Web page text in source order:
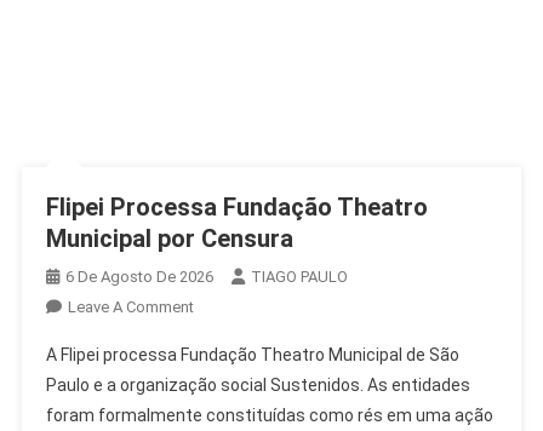
Flipei Processa Fundação Theatro
Municipal por Censura
6 De Agosto De 2026
TIAGO PAULO
Leave A CommentOn
Processa
Fundação
Theatro
A Flipei processa Fundação Theatro Municipal de São
Paulo e a organização social Sustenidos. As entidades
foram formalmente constituídas como rés em uma ação